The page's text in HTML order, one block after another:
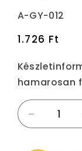
A-GY-012
Normál
1.726 Ft
hamarosan
Nyulacska
formájú